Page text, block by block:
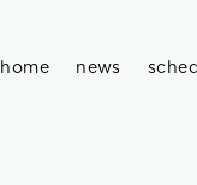
home news